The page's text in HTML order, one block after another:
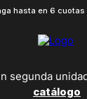
hasta en 6 cuotas
segunda
catálogo